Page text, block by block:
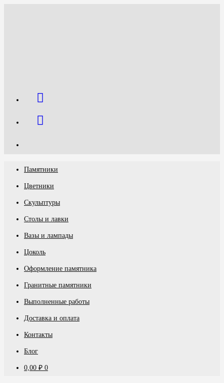
Памятники
Цветники
Скульптуры
Столы и лавки
Вазы и лампады
Цоколь
Оформление памятника
Гранитные памятники
Выполненные работы
Доставка и оплата
Контакты
Блог
0,00 ₽ 0